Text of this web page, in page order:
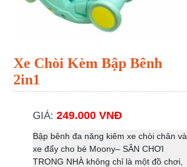
Xe Chòi Kèm Bập Bênh
2in1
GIÁ: 249.000 VNĐ
Bập bênh đa năng kiêm xe chòi chân và
xe đẩy cho bé Moony– SÂN CHƠI
TRONG NHÀ không chỉ là một đồ chơi,